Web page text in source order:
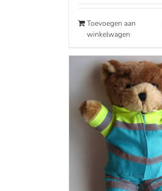
Toevoegen aan
winkelwagen